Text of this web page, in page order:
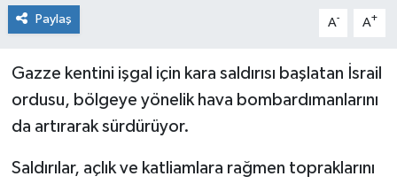
Paylaş A- A+
Gazze kentini işgal için kara saldırısı başlatan İsrail
ordusu, bölgeye yönelik hava bombardımanlarını
da artırarak sürdürüyor.
Saldırılar, açlık ve katliamlara rağmen topraklarını